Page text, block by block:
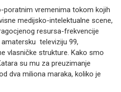
poratnim vremenima tokom kojih
medijsko-intelektualne scene,
resursa-frekvencije
televiziju 99,
vlasničke strukture. Kako smo
su mu za preuzimanje
dva miliona maraka, koliko je